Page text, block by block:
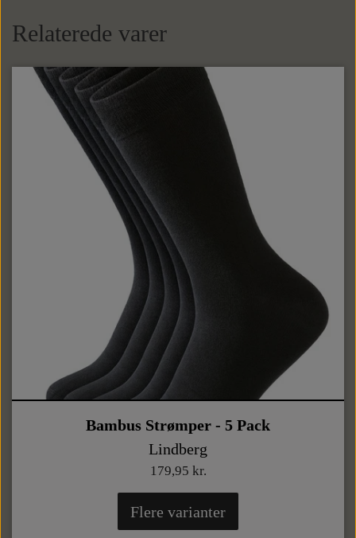
Relaterede varer
Bambus Strømper - 5 Pack
Lindberg
179,95 kr.
Flere varianter